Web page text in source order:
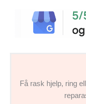
Få rask hjelp, ring